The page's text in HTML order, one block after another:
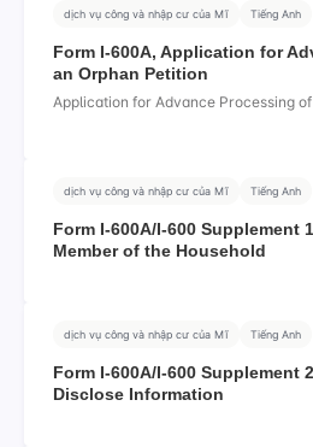
dịch vụ công và nhập cư của Mĩ Tiếng Anh
Form I-600A, Application for
an Orphan Petition
Application for Advance Processing
dịch vụ công và nhập cư của Mĩ Tiếng Anh
Form I-600A/I-600 Supplement
Member of the Household
dịch vụ công và nhập cư của Mĩ Tiếng Anh
Form I-600A/I-600 Supplement
Disclose Information